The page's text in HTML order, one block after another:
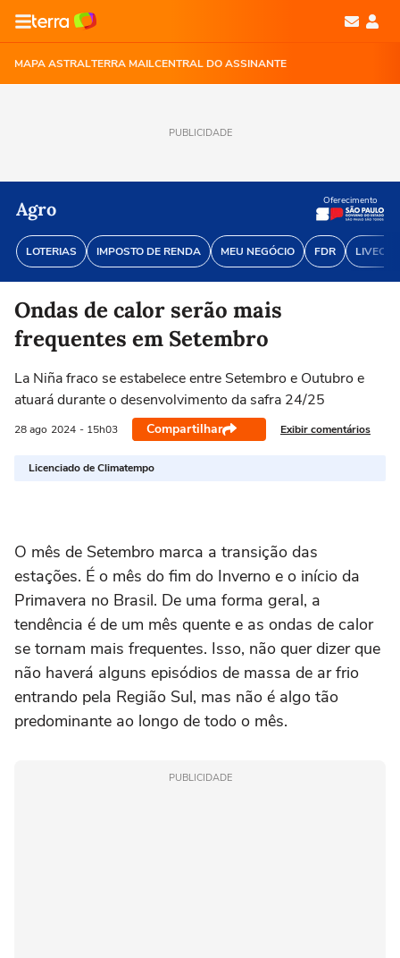
MAPA ASTRALTERRA MAILCENTRAL DO ASSINANTE
PUBLICIDADE
Agro
LOTERIAS IMPOSTO DE RENDA MEU NEGÓCIO FDR
Oferecimento
Ondas de calor serão mais
frequentes em Setembro
La Niña fraco se estabelece entre Setembro e Outubro e
atuará durante o desenvolvimento da safra 24/25
28 ago 2024 - 15h03 Compartilhar Exibir comentários
Licenciado de Climatempo
O mês de Setembro marca a transição das
estações. É o mês do fim do Inverno e o início da
Primavera no Brasil. De uma forma geral, a
tendência é de um mês quente e as ondas de calor
se tornam mais frequentes. Isso, não quer dizer que
não haverá alguns episódios de massa de ar frio
entrando pela Região Sul, mas não é algo tão
predominante ao longo de todo o mês.
PUBLICIDADE